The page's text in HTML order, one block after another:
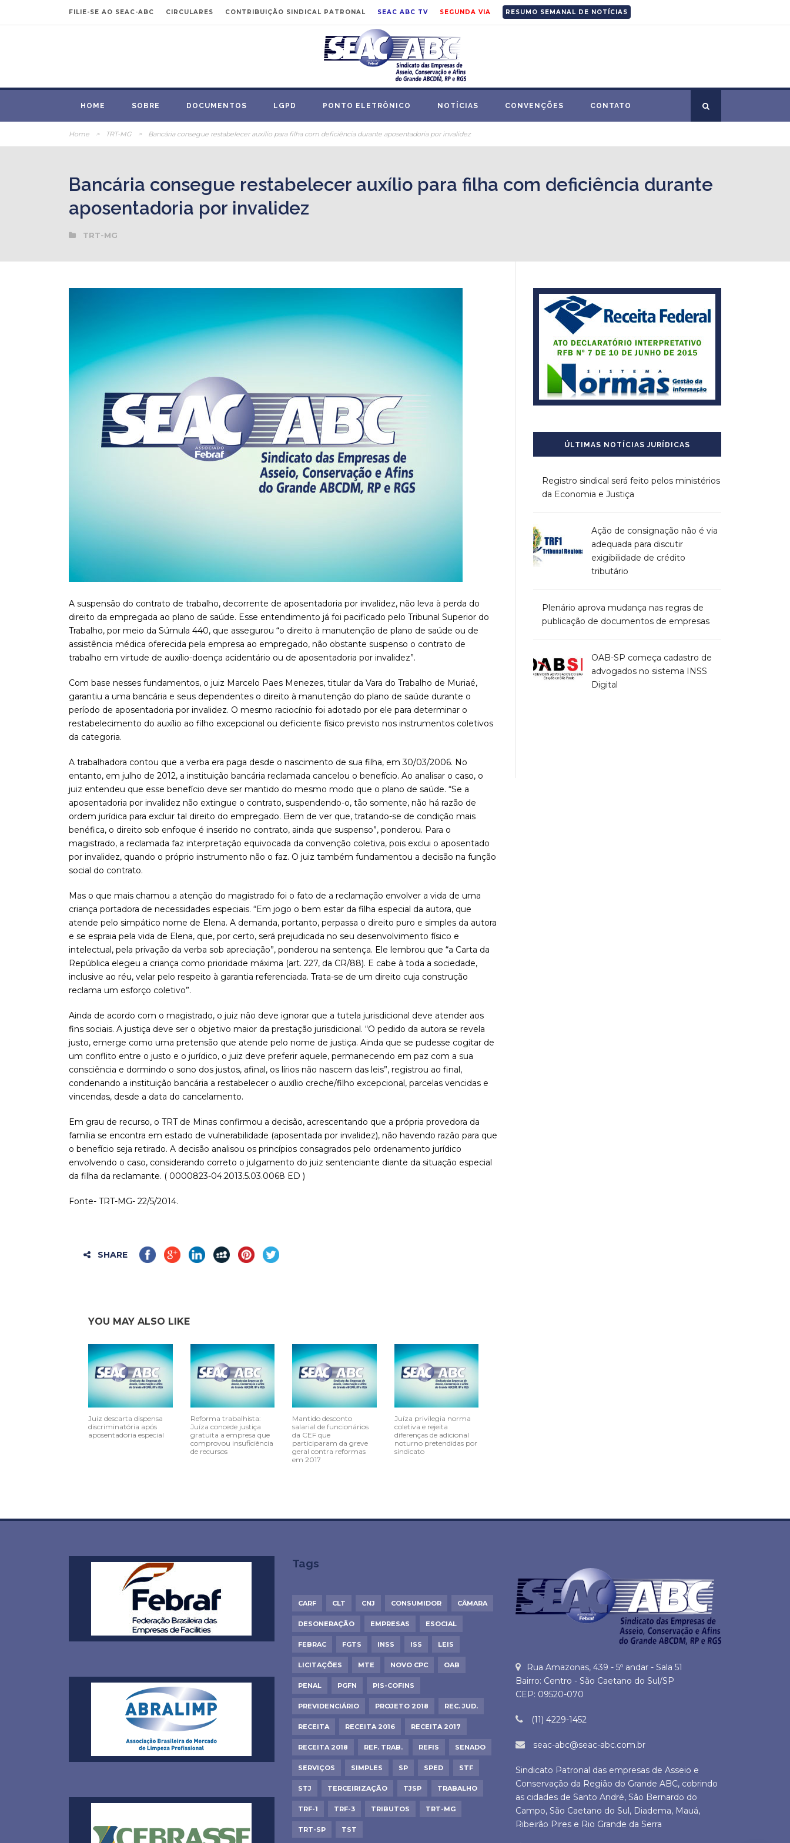
FILIE-SE AO SEAC-ABC CIRCULARES CONTRIBUIÇÃO SINDICAL PATRONAL SEAC ABC TV SEGUNDA VIA RESUMO SEMANAL DE NOTÍCIAS
HOME SOBRE DOCUMENTOS LGPD PONTO ELETRÔNICO NOTÍCIAS CONVENÇÕES CONTATO
Home > TRT-MG > Bancária consegue restabelecer auxílio para filha com deficiência durante aposentadoria por invalidez
Bancária consegue restabelecer auxílio para filha com deficiência durante
aposentadoria por invalidez
TRT-MG
A suspensão do contrato de trabalho, decorrente de aposentadoria por invalidez, não leva à perda do
direito da empregada ao plano de saúde. Esse entendimento já foi pacificado pelo Tribunal Superior do
Trabalho, por meio da Súmula 440, que assegurou “o direito à manutenção de plano de saúde ou de
assistência médica oferecida pela empresa ao empregado, não obstante suspenso o contrato de
trabalho em virtude de auxílio-doença acidentário ou de aposentadoria por invalidez”.
Com base nesses fundamentos, o juiz Marcelo Paes Menezes, titular da Vara do Trabalho de Muriaé,
garantiu a uma bancária e seus dependentes o direito à manutenção do plano de saúde durante o
período de aposentadoria por invalidez. O mesmo raciocínio foi adotado por ele para determinar o
restabelecimento do auxílio ao filho excepcional ou deficiente físico previsto nos instrumentos coletivos
da categoria.
A trabalhadora contou que a verba era paga desde o nascimento de sua filha, em 30/03/2006. No
entanto, em julho de 2012, a instituição bancária reclamada cancelou o benefício. Ao analisar o caso, o
juiz entendeu que esse benefício deve ser mantido do mesmo modo que o plano de saúde. “Se a
aposentadoria por invalidez não extingue o contrato, suspendendo-o, tão somente, não há razão de
ordem jurídica para excluir tal direito do empregado. Bem de ver que, tratando-se de condição mais
benéfica, o direito sob enfoque é inserido no contrato, ainda que suspenso”, ponderou. Para o
magistrado, a reclamada faz interpretação equivocada da convenção coletiva, pois exclui o aposentado
por invalidez, quando o próprio instrumento não o faz. O juiz também fundamentou a decisão na função
social do contrato.
Mas o que mais chamou a atenção do magistrado foi o fato de a reclamação envolver a vida de uma
criança portadora de necessidades especiais. “Em jogo o bem estar da filha especial da autora, que
atende pelo simpático nome de Elena. A demanda, portanto, perpassa o direito puro e simples da autora
e se espraia pela vida de Elena, que, por certo, será prejudicada no seu desenvolvimento físico e
intelectual, pela privação da verba sob apreciação”, ponderou na sentença. Ele lembrou que “a Carta da
República elegeu a criança como prioridade máxima (art. 227, da CR/88). E cabe à toda a sociedade,
inclusive ao réu, velar pelo respeito à garantia referenciada. Trata-se de um direito cuja construção
reclama um esforço coletivo”.
Ainda de acordo com o magistrado, o juiz não deve ignorar que a tutela jurisdicional deve atender aos
fins sociais. A justiça deve ser o objetivo maior da prestação jurisdicional. “O pedido da autora se revela
justo, emerge como uma pretensão que atende pelo nome de justiça. Ainda que se pudesse cogitar de
um conflito entre o justo e o jurídico, o juiz deve preferir aquele, permanecendo em paz com a sua
consciência e dormindo o sono dos justos, afinal, os lírios não nascem das leis”, registrou ao final,
condenando a instituição bancária a restabelecer o auxílio creche/filho excepcional, parcelas vencidas e
vincendas, desde a data do cancelamento.
Em grau de recurso, o TRT de Minas confirmou a decisão, acrescentando que a própria provedora da
família se encontra em estado de vulnerabilidade (aposentada por invalidez), não havendo razão para que
o benefício seja retirado. A decisão analisou os princípios consagrados pelo ordenamento jurídico
envolvendo o caso, considerando correto o julgamento do juiz sentenciante diante da situação especial
da filha da reclamante. ( 0000823-04.2013.5.03.0068 ED )
Fonte- TRT-MG- 22/5/2014.
SHARE
YOU MAY ALSO LIKE
Juiz descarta dispensa
discriminatória após
aposentadoria especial
Reforma trabalhista:
Juíza concede justiça
gratuita a empresa que
comprovou insuficiência
de recursos
Mantido desconto
salarial de funcionários
da CEF que
participaram da greve
geral contra reformas
em 2017
Juíza privilegia norma
coletiva e rejeita
diferenças de adicional
noturno pretendidas por
sindicato
ÚLTIMAS NOTÍCIAS JURÍDICAS
Registro sindical será feito pelos ministérios
da Economia e Justiça
Ação de consignação não é via
adequada para discutir
exigibilidade de crédito
tributário
Plenário aprova mudança nas regras de
publicação de documentos de empresas
OAB-SP começa cadastro de
advogados no sistema INSS
Digital
Tags
CARF CLT CNJ CONSUMIDOR CÂMARA
DESONERAÇÃO EMPRESAS ESOCIAL
FEBRAC FGTS INSS ISS LEIS
LICITAÇÕES MTE NOVO CPC OAB
PENAL PGFN PIS-COFINS
PREVIDENCIÁRIO PROJETO 2018 REC. JUD.
RECEITA RECEITA 2016 RECEITA 2017
RECEITA 2018 REF. TRAB. REFIS SENADO
SERVIÇOS SIMPLES SP SPED STF
STJ TERCEIRIZAÇÃO TJSP TRABALHO
TRF-1 TRF-3 TRIBUTOS TRT-MG
TRT-SP TST
Rua Amazonas, 439 - 5º andar - Sala 51
Bairro: Centro - São Caetano do Sul/SP
CEP: 09520-070
(11) 4229-1452
seac-abc@seac-abc.com.br
Sindicato Patronal das empresas de Asseio e
Conservação da Região do Grande ABC, cobrindo
as cidades de Santo André, São Bernardo do
Campo, São Caetano do Sul, Diadema, Mauá,
Ribeirão Pires e Rio Grande da Serra